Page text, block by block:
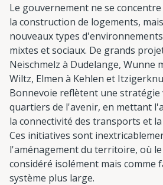
Le gouvernement ne se
la construction de logements,
nouveaux types
mixtes et sociaux. De grands
Neischmelz à Dudelange, Wunne
Wiltz, Elmen à Kehlen et
Bonnevoie reflètent une stratégie
quartiers de l'avenir, en mettant
la connectivité des transports et
Ces initiatives sont
l'aménagement du territoire, où
considéré isolément mais comme
système plus large.